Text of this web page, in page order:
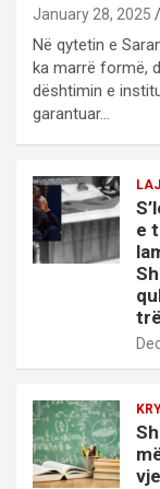
January 28, 2025
Në qytetin e
ka marrë formë,
dështimin e
garantuar…
e